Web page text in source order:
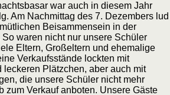
war auch in diesem Jahr
Am Nachmittag des 7. Dezembers lud
Beisammensein in der
waren nicht nur unsere Schüler
Eltern, Großeltern und ehemalige
Verkaufsstände lockten mit
leckeren Plätzchen, aber auch mit
die unsere Schüler nicht mehr
zum Verkauf anboten. Unsere Gäste